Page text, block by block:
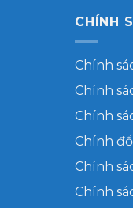
CHÍNH
Chính
Chính
Chính
Chính
Chính
Chính